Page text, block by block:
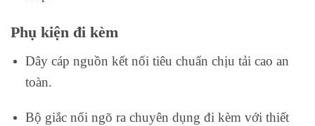
Phụ kiện đi kèm
Dây cáp nguồn kết nối tiêu chuẩn chịu tải cao an
toàn.
Bộ giắc nối ngõ ra chuyên dụng đi kèm với thiết